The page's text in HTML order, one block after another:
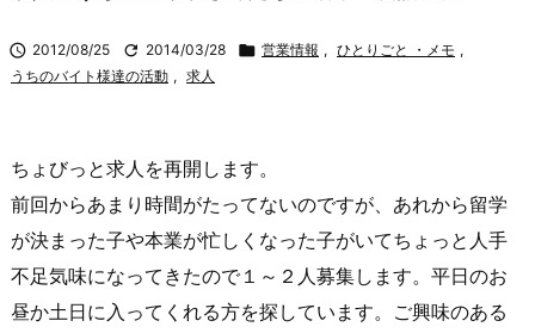
 2012/08/25  2014/03/28  営業情報 , ひとりごと ・メモ ,
うちのバイト様達の活動 , 求人
ちょびっと求人を再開します。
前回からあまり時間がたってないのですが、あれから留学
が決まった子や本業が忙しくなった子がいてちょっと人手
不足気味になってきたので１～２人募集します。平日のお
昼か土日に入ってくれる方を探しています。ご興味のある